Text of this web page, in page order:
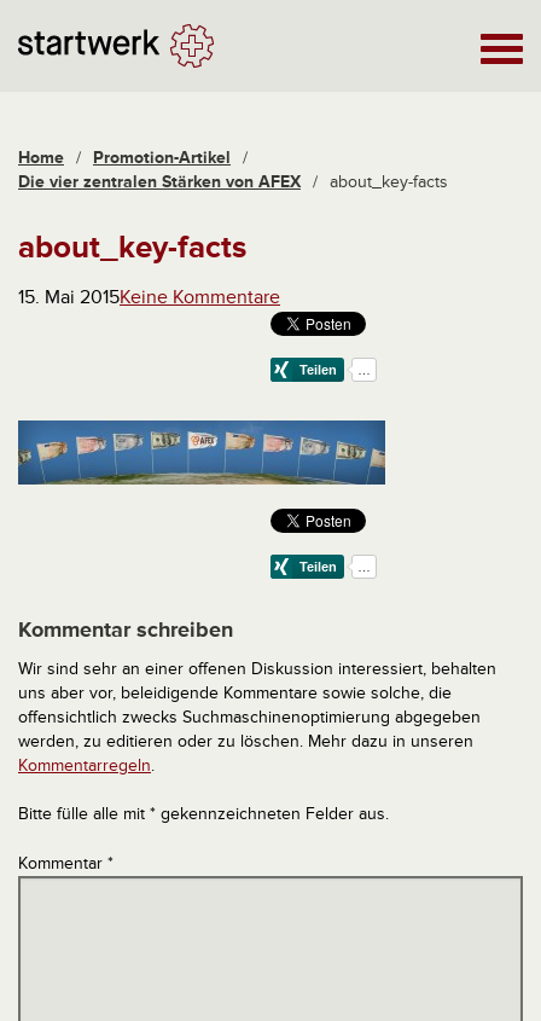
Home / Promotion-Artikel
/
Die vier zentralen Stärken von AFEX / about_key-facts
about_key-facts
15. Mai 2015Keine Kommentare
Kommentar schreiben
Wir sind sehr an einer offenen Diskussion interessiert, behalten
uns aber vor, beleidigende Kommentare sowie solche, die
offensichtlich zwecks Suchmaschinenoptimierung abgegeben
werden, zu editieren oder zu löschen. Mehr dazu in unseren
Kommentarregeln.
Bitte fülle alle mit * gekennzeichneten Felder aus.
Kommentar *